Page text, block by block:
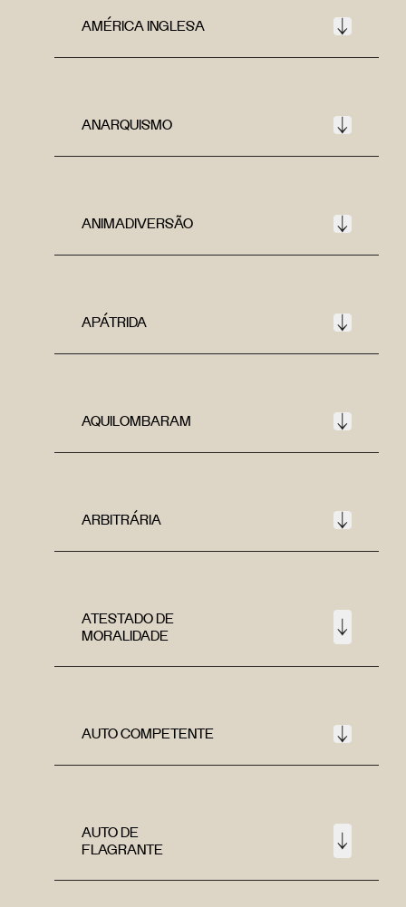
AMÉRICA INGLESA
ANARQUISMO
ANIMADIVERSÃO
APÁTRIDA
AQUILOMBARAM
ARBITRÁRIA
ATESTADO DE
MORALIDADE
AUTO COMPETENTE
AUTO DE
FLAGRANTE